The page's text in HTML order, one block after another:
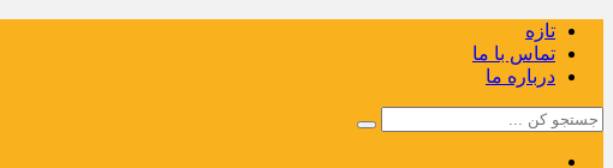
تازه
تماس با ما
درباره ما